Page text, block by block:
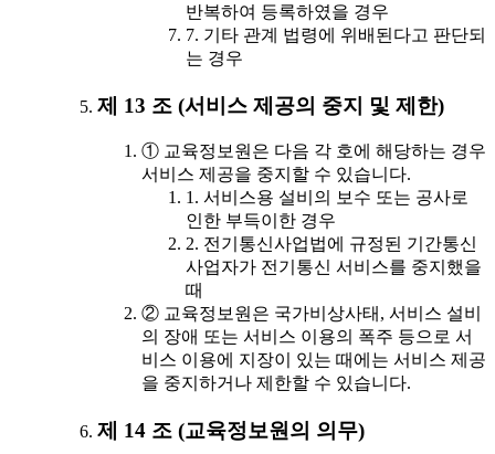
반복하여 등록하였을 경우
7. 기타 관계 법령에 위배된다고 판단되
는 경우
제 13 조 (서비스 제공의 중지 및 제한)
① 교육정보원은 다음 각 호에 해당하는 경우
서비스 제공을 중지할 수 있습니다.
1. 서비스용 설비의 보수 또는 공사로
인한 부득이한 경우
2. 전기통신사업법에 규정된 기간통신
사업자가 전기통신 서비스를 중지했을
때
② 교육정보원은 국가비상사태, 서비스 설비
의 장애 또는 서비스 이용의 폭주 등으로 서
비스 이용에 지장이 있는 때에는 서비스 제공
을 중지하거나 제한할 수 있습니다.
제 14 조 (교육정보원의 의무)